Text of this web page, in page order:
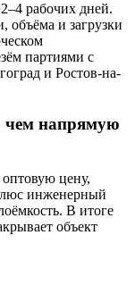
рабочих дней.
объёма и загрузки
партиями с
и Ростов-на-
чем напрямую
цену,
инженерный
В итоге
объект